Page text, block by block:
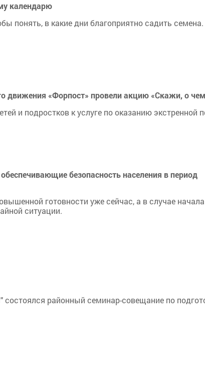
календарю
понять, в какие дни благоприятно садить семена.
движения «Форпост» провели акцию «Скажи, о
и подростков к услуге по оказанию экстренной
безопасность населения в период
готовности уже сейчас, а в случае начала
ситуации.
районный семинар-совещание по